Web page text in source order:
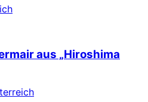
aus „Hiroshima